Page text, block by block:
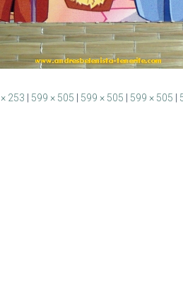
253 599 × 505 599 × 505 599 × 505